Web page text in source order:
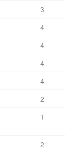
3
4
4
4
4
2
1
2